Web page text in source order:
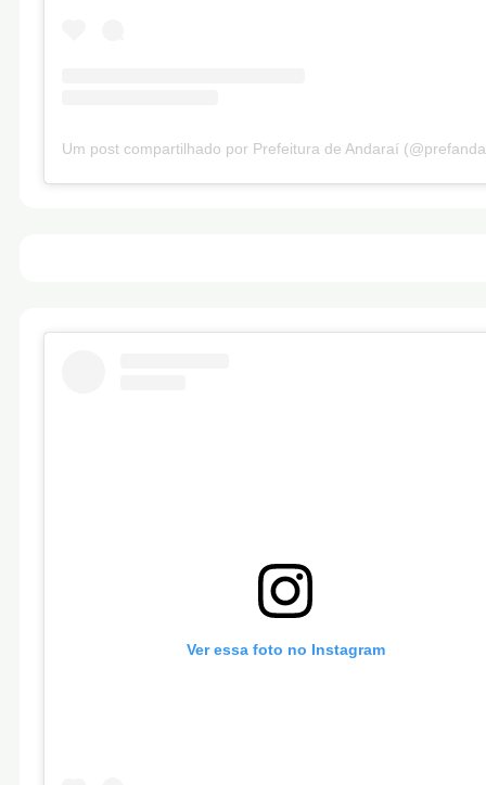
Um post compartilhado por Prefeitura de Andaraí
Ver essa foto no Instagram